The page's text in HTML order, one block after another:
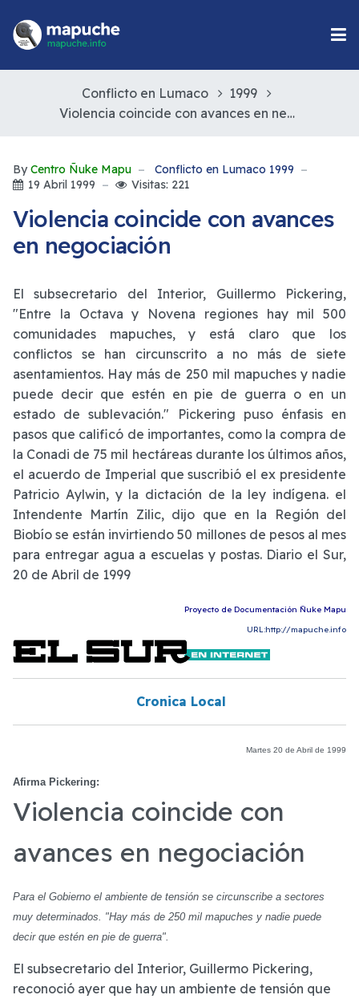
Conflicto en Lumaco
1999
Violencia coincide con avances en negociación
By Centro Ñuke Mapu
Conflicto en Lumaco 1999
19 Abril 1999
Visitas: 221
Violencia coincide con avances
en negociación
El subsecretario del Interior, Guillermo Pickering,
"Entre la Octava y Novena regiones hay mil 500
comunidades mapuches, y está claro que los
conflictos se han circunscrito a no más de siete
asentamientos. Hay más de 250 mil mapuches y nadie
puede decir que estén en pie de guerra o en un
estado de sublevación." Pickering puso énfasis en
pasos que calificó de importantes, como la compra de
la Conadi de 75 mil hectáreas durante los últimos años,
el acuerdo de Imperial que suscribió el ex presidente
Patricio Aylwin, y la dictación de la ley indígena. el
Intendente Martín Zilic, dijo que en la Región del
Biobío se están invirtiendo 50 millones de pesos al mes
para entregar agua a escuelas y postas. Diario el Sur,
20 de Abril de 1999
Proyecto de Documentación Ñuke Mapu
URL:http://mapuche.info
Cronica Local
Martes 20 de Abril de 1999
Afirma Pickering:
Violencia coincide con
avances en negociación
Para el Gobierno el ambiente de tensión se circunscribe a sectores
muy determinados. "Hay más de 250 mil mapuches y nadie puede
decir que estén en pie de guerra".
El subsecretario del Interior, Guillermo Pickering,
reconoció ayer que hay un ambiente de tensión que